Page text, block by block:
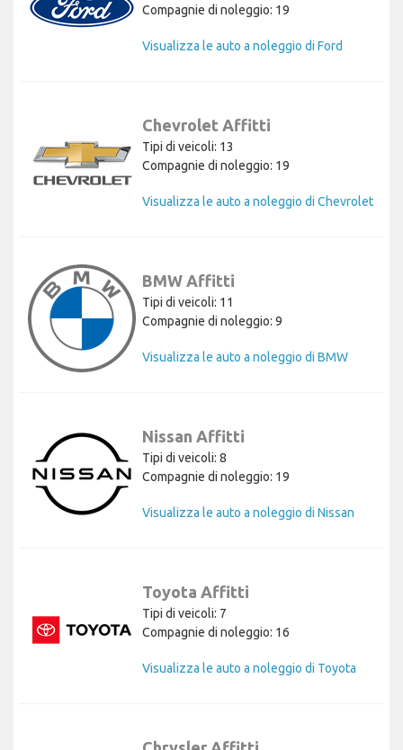
Compagnie di noleggio: 19
Visualizza le auto a noleggio di Ford
Chevrolet Affitti
Tipi di veicoli: 13
Compagnie di noleggio: 19
Visualizza le auto a noleggio di Chevrolet
BMW Affitti
Tipi di veicoli: 11
Compagnie di noleggio: 9
Visualizza le auto a noleggio di BMW
Nissan Affitti
Tipi di veicoli: 8
Compagnie di noleggio: 19
Visualizza le auto a noleggio di Nissan
Toyota Affitti
Tipi di veicoli: 7
Compagnie di noleggio: 16
Visualizza le auto a noleggio di Toyota